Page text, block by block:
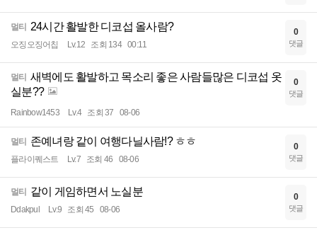
멀티 24시간 활발한 디코섭 올사람?
오징오징어칩 Lv.12 조회 134 00:11
0
댓글
멀티 새벽에도 활발하고 목소리 좋은 사람들많은 디코섭 옷
실분??
Rainbow1453 Lv.4 조회 37 08-06
0
댓글
멀티 존예녀랑 같이 여행다닐사람!? ㅎㅎ
플라이퀘스트 Lv.7 조회 46 08-06
0
댓글
멀티 같이 게임하면서 노실분
Ddakpul Lv.9 조회 45 08-06
0
댓글